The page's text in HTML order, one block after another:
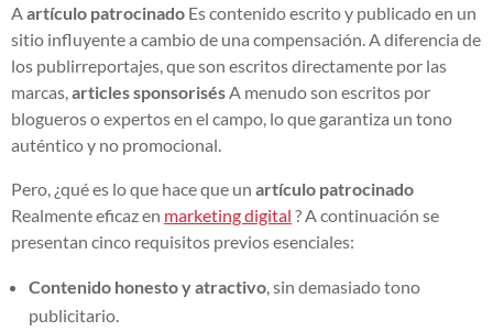
A artículo patrocinado Es contenido escrito y publicado en un
sitio influyente a cambio de una compensación. A diferencia de
los publirreportajes, que son escritos directamente por las
marcas, articles sponsorisés A menudo son escritos por
blogueros o expertos en el campo, lo que garantiza un tono
auténtico y no promocional.
Pero, ¿qué es lo que hace que un artículo patrocinado
Realmente eficaz en marketing digital ? A continuación se
presentan cinco requisitos previos esenciales:
Contenido honesto y atractivo , sin demasiado tono
publicitario.